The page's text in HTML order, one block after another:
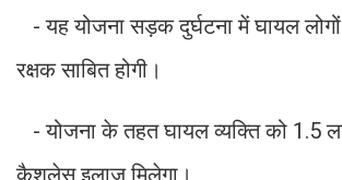
- यह योजना सड़क दुर्घटना में घायल
रक्षक साबित होगी।
- योजना के तहत घायल व्यक्ति को 1.5
कैशलेस इलाज मिलेगा।